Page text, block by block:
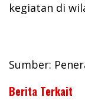
kegiatan di
Sumber:
Berita Terkait